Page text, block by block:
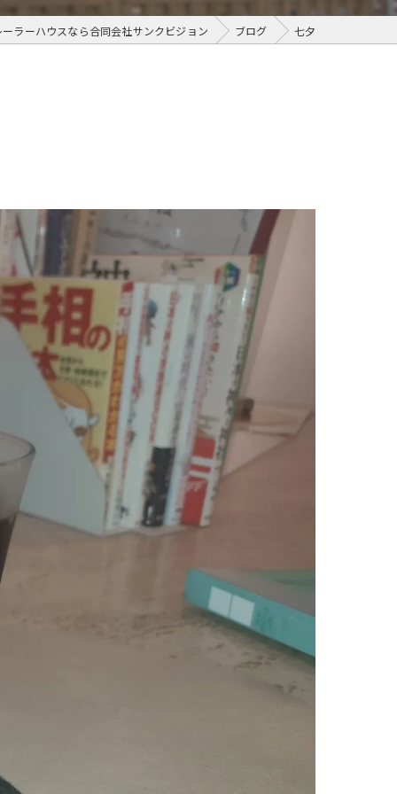
ラーハウスなら合同会社サンクビジョン ブログ 七夕